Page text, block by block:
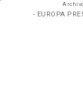
- EUROPA